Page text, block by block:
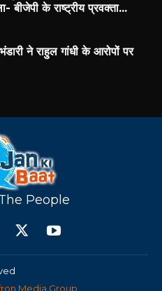
बीजेपी के राष्ट्रीय प्रवक्ता...
ने राहुल गांधी के आरोपों पर
People
Media Group